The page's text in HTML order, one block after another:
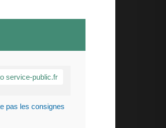
pas les consignes